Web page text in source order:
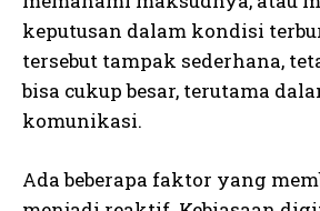
keputusan dalam kondisi
tersebut tampak sederhana,
bisa cukup besar, terutama
komunikasi.
Ada beberapa faktor yang